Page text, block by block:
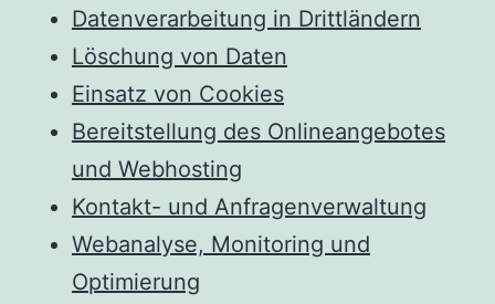
Datenverarbeitung in Drittländern
Löschung von Daten
Einsatz von Cookies
Bereitstellung des Onlineangebotes
und Webhosting
Kontakt- und Anfragenverwaltung
Webanalyse, Monitoring und
Optimierung